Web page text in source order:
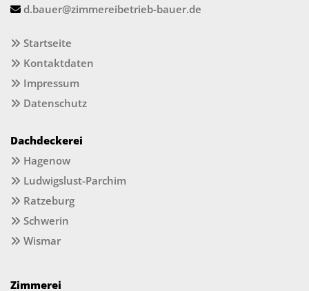
 d.bauer@zimmereibetrieb-bauer.de
 Startseite
 Kontaktdaten
 Impressum
 Datenschutz
Dachdeckerei
 Hagenow
 Ludwigslust-Parchim
 Ratzeburg
 Schwerin
 Wismar
Zimmerei